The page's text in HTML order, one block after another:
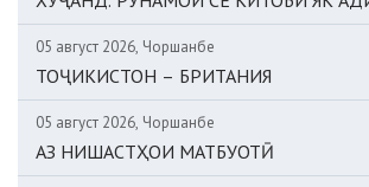
05 август 2026, Чоршанбе
ТОҶИКИСТОН – БРИТАНИЯ
05 август 2026, Чоршанбе
АЗ НИШАСТҲОИ МАТБУОТӢ